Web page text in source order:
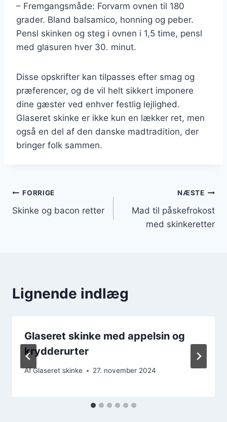
– Fremgangsmåde: Forvarm ovnen til 180
grader. Bland balsamico, honning og peber.
Pensl skinken og steg i ovnen i 1,5 time, pensl
med glasuren hver 30. minut.
Disse opskrifter kan tilpasses efter smag og
præferencer, og de vil helt sikkert imponere
dine gæster ved enhver festlig lejlighed.
Glaseret skinke er ikke kun en lækker ret, men
også en del af den danske madtradition, der
bringer folk sammen.
Indlægsnavigation
FORRIGE
Skinke og bacon retter
NÆSTE
Mad til påskefrokost
med skinkeretter
Lignende indlæg
Glaseret skinke med appelsin og
krydderurter
AfGlaseret skinke 27. november 2024